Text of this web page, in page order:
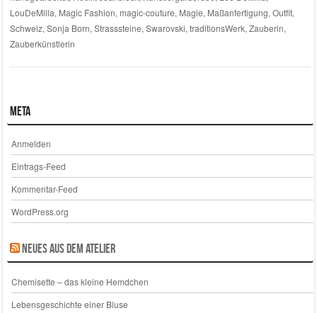
LouDeMilla, Magic Fashion, magic-couture, Magie, Maßanfertigung, Outfit,
Schweiz, Sonja Born, Strasssteine, Swarovski, traditionsWerk, Zauberin,
Zauberkünstlerin
Meta
Anmelden
Eintrags-Feed
Kommentar-Feed
WordPress.org
Neues aus dem Atelier
Chemisette – das kleine Hemdchen
Lebensgeschichte einer Bluse